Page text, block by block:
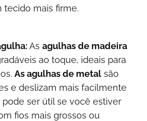
tecido mais firme.
As agulhas de madeira
ao toque, ideais para
As agulhas de metal são
e deslizam mais facilmente
ser útil se você estiver
fios mais grossos ou